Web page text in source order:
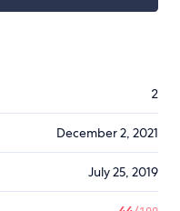
2
December 2, 2021
July 25, 2019